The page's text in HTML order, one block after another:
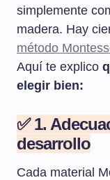
simplemente
madera. Hay
método
Aquí te explico
elegir bien:
✅ 1.
desarrollo
Cada material